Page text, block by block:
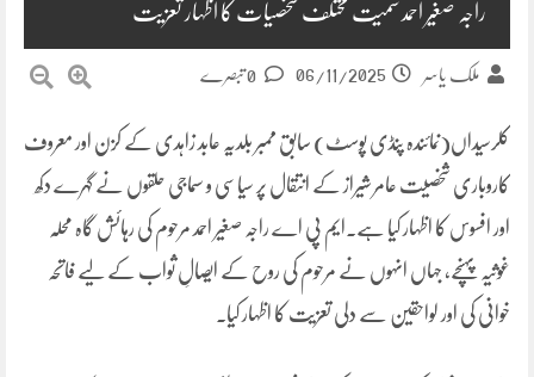
راجہ صغیر احمد سمیت مختلف شخصیات کا اظہار تعزیت
ملک یاسر 06/11/2025
کلرسیداں(نمائندہ پنڈی پوسٹ) سابق ممبر بلدیہ عابد زاہدی کے کزن اور معروف
کاروباری شخصیت عامر شیراز کے انتقال پر سیاسی و سماجی حلقوں نے گہرے دکھ
اور افسوس کا اظہار کیا ہے۔ایم پی اے راجہ صغیر احمد مرحوم کی رہائش گاہ محلہ
غوثیہ پہنچے، جہاں انہوں نے مرحوم کی روح کے ایصالِ ثواب کے لیے فاتحہ
خوانی کی اور لواحقین سے دلی تعزیت کا اظہار کیا۔